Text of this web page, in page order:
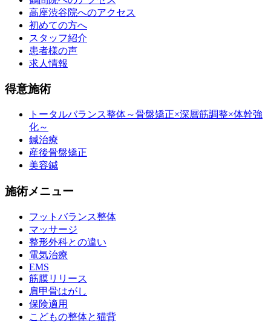
高座渋谷院へのアクセス
初めての方へ
スタッフ紹介
患者様の声
求人情報
得意施術
トータルバランス整体～骨盤矯正×深層筋調整×体幹強
化～
鍼治療
産後骨盤矯正
美容鍼
施術メニュー
フットバランス整体
マッサージ
整形外科との違い
電気治療
EMS
筋膜リリース
肩甲骨はがし
保険適用
こどもの整体と猫背